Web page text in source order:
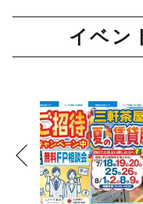
イベン